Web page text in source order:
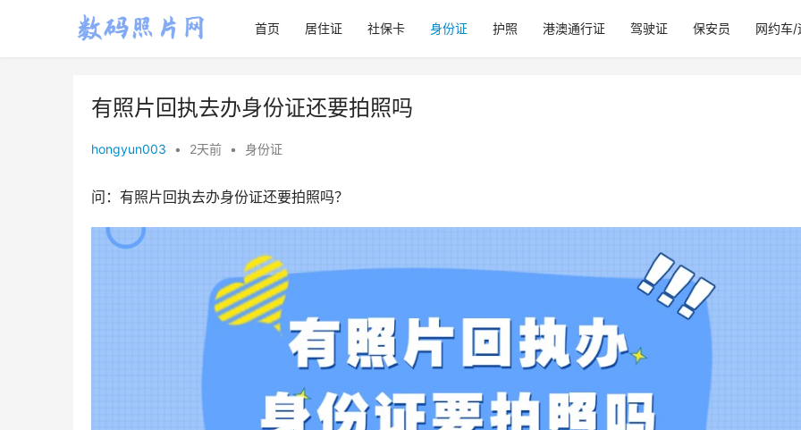
首页 居住证 社保卡 身份证 护照 港澳通行证 驾驶证 保安员 网约车/
有照片回执去办身份证还要拍照吗
hongyun003 • 2天前 • 身份证
问：有照片回执去办身份证还要拍照吗？